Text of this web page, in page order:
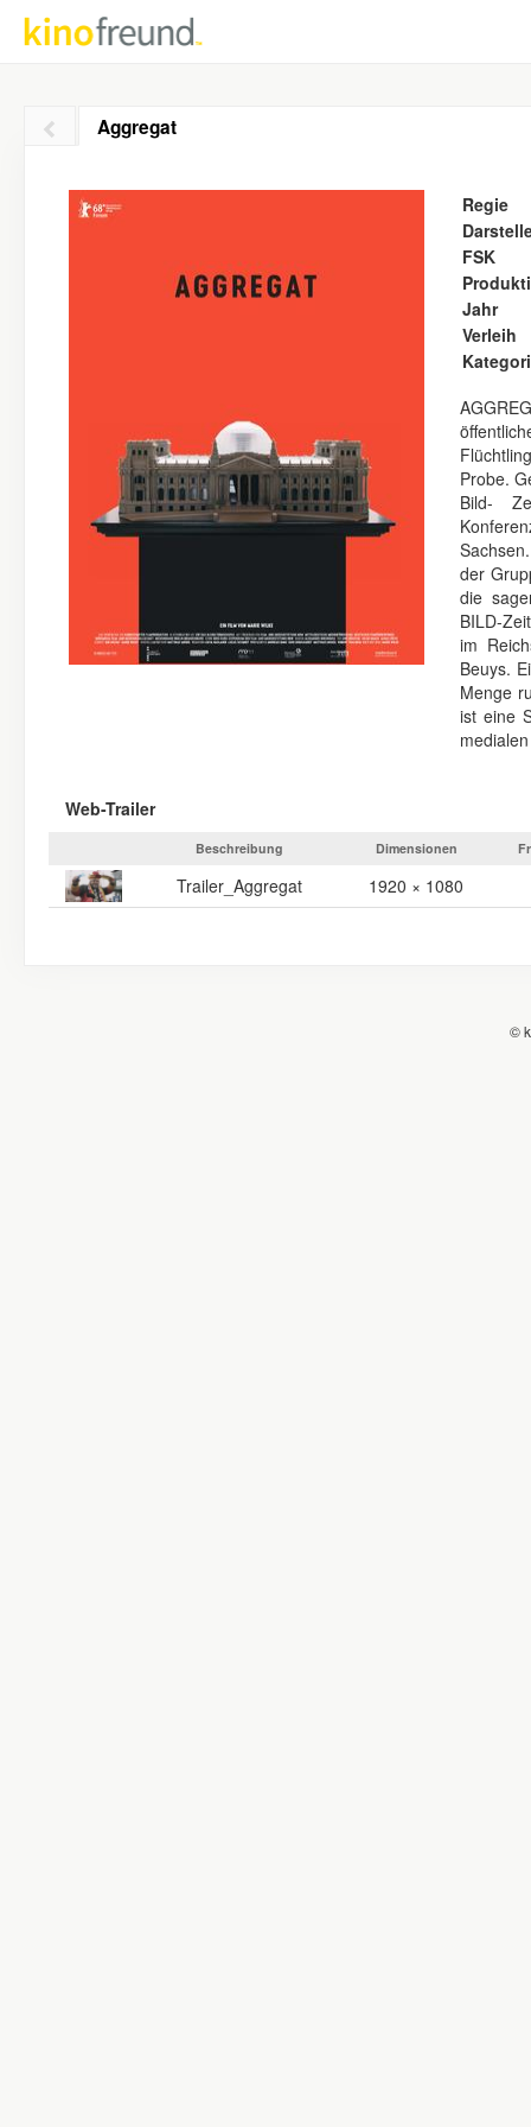
Aggregat
Regie
FSK
Jahr
Verleih
Probe.
Bild-
der
die
BILD-
im
Beuys.
Menge
ist eine
Web-Trailer
Beschreibung Dimensionen
Trailer_Aggregat 1920 × 1080
©